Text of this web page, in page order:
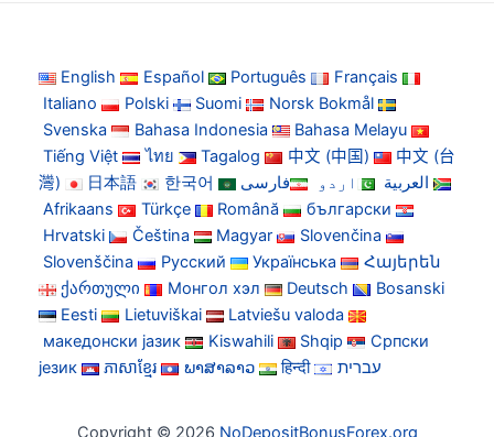
English Español Português
Français
Italiano
Polski Suomi
Norsk Bokmål
Svenska
Bahasa Indonesia
Bahasa Melayu
Tiếng Việt
ไทย Tagalog 中文 (中国)
中文 (台
灣)
日本語 한국어 العربية اردو
فارسی
Afrikaans
Türkçe Română
български
Hrvatski
Čeština Magyar
Slovenčina
Slovenščina
Русский Українська
Հայերեն
ქართული
Монгол хэл Deutsch
Bosanski
Eesti
Lietuviškai
Latviešu valoda
македонски јазик
Kiswahili Shqip
Српски
језик
ភាសាខ្មែរ ພາສາລາວ हिन्दी עברית
Copyright © 2026 NoDepositBonusForex.org